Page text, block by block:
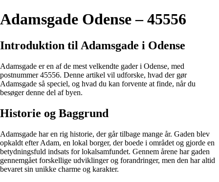
Adamsgade Odense – 45556
Introduktion til Adamsgade i Odense
Adamsgade er en af de mest velkendte gader i Odense, med
postnummer 45556. Denne artikel vil udforske, hvad der gør
Adamsgade så speciel, og hvad du kan forvente at finde, når du
besøger denne del af byen.
Historie og Baggrund
Adamsgade har en rig historie, der går tilbage mange år. Gaden blev
opkaldt efter Adam, en lokal borger, der boede i området og gjorde en
betydningsfuld indsats for lokalsamfundet. Gennem årene har gaden
gennemgået forskellige udviklinger og forandringer, men den har altid
bevaret sin unikke charme og karakter.